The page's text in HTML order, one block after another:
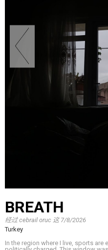
BREATH
经过cebrail oruc 这7/8/2026
Turkey
In the region where I live, sports are